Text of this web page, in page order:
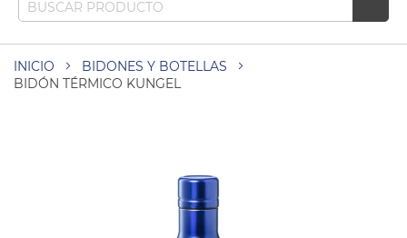
INICIO
BIDONES Y BOTELLAS
BIDÓN TÉRMICO KUNGEL